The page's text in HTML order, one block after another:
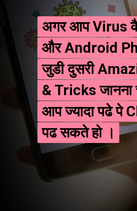
अगर आप Virus
और Android
जुडी दुसरी
& Tricks जानना
आप ज्यादा पढे पे
पढ सकते हो ।
अगर आप Virus
और Android
जुडी दुसरी
& Tricks जानना
आप ज्यादा पढे पे
पढ सकते हो ।